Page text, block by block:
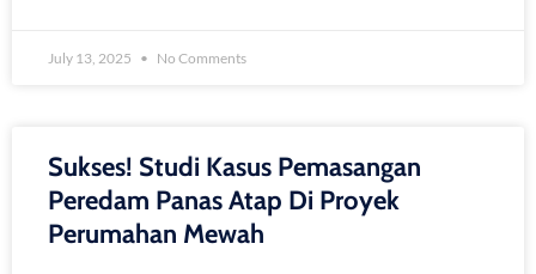
July 13, 2025 No Comments
Sukses! Studi Kasus Pemasangan
Peredam Panas Atap Di Proyek
Perumahan Mewah